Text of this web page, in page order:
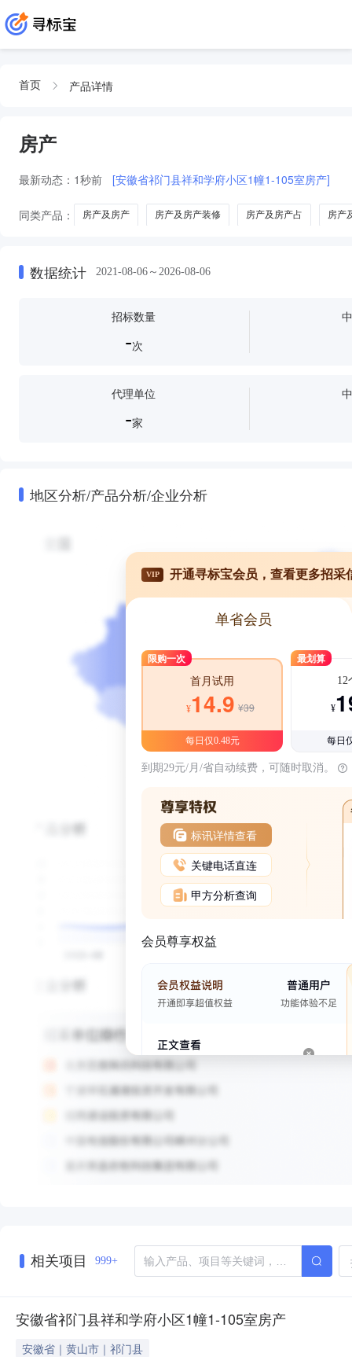
首页 产品详情
房产
最新动态： 1秒前 [安徽省祁门县祥和学府小区1幢1-105室房产]
同类产品： 房产及房产 房产及房产装修 房产及房产占 房产
数据统计 2021-08-06～2026-08-06
招标数量
-次
代理单位
-家
地区分析/产品分析/企业分析
VIP 开通寻标宝会员，查看更多招采
单省会员
限购一次
首月试用
¥14.9 ¥39
每日仅0.48元
最划算
12
¥
每日
到期29元/月/省自动续费，可随时取消。
标讯详情查看
关键电话直连
甲方分析查询
会员尊享权益
相关项目 999+
安徽省祁门县祥和学府小区1幢1-105室房产
安徽省｜黄山市｜祁门县